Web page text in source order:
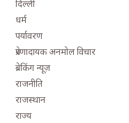
दिल्ली
धर्म
पर्यावरण
प्रेरणादायक अनमोल विचार
ब्रेकिंग न्यूज़
राजनीति
राजस्थान
राज्य